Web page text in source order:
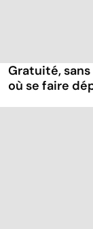
Gratuité,
où se faire